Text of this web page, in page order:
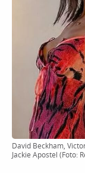
David Beckham,
Jackie Apostel (Foto: